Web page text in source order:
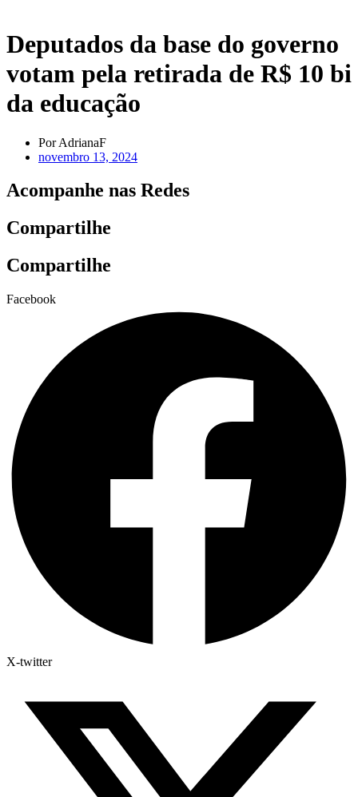
Deputados da base do governo
votam pela retirada de R$ 10 bi
da educação
PorAdrianaF
novembro 13, 2024
Acompanhe nas Redes
Compartilhe
Compartilhe
Facebook
X-twitter